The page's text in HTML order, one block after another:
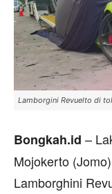
Lamborgini Revuelto di
Bongkah.id –
Mojokerto
Lamborghini